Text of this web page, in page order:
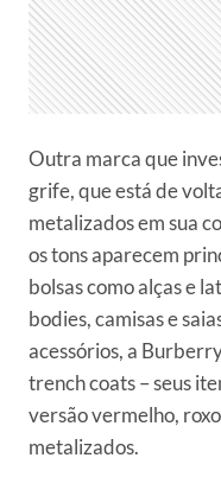
Outra marca que
grife, que está de
metalizados em sua
os tons aparecem
bolsas como alças e
bodies, camisas e
acessórios, a
trench coats – seus
versão vermelho,
metalizados.